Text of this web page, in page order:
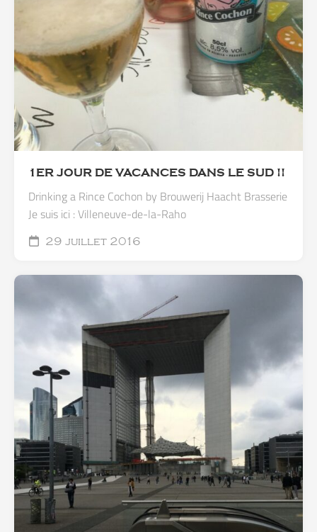
1ER JOUR DE VACANCES DANS LE SUD !!
Drinking a Rince Cochon by Brouwerij Haacht Brasserie
Je suis ici : Villeneuve-de-la-Raho
29 juillet 2016